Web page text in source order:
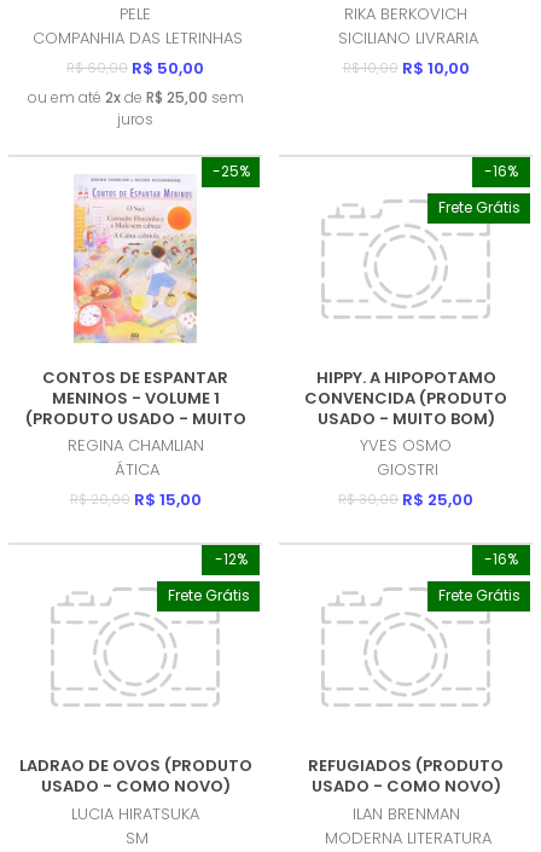
PELE
COMPANHIA DAS LETRINHAS
R$ 60,00 R$ 50,00
ou em até 2xde R$ 25,00 sem
juros
RIKA BERKOVICH
SICILIANO LIVRARIA
R$ 10,00 R$ 10,00
-25%
CONTOS DE ESPANTAR
MENINOS - VOLUME 1
(PRODUTO USADO - MUITO
BOM)
REGINA CHAMLIAN
ÁTICA
R$ 20,00 R$ 15,00
-16%
Frete Grátis
HIPPY. A HIPOPOTAMO
CONVENCIDA (PRODUTO
USADO - MUITO BOM)
YVES OSMO
GIOSTRI
R$ 30,00 R$ 25,00
-12%
Frete Grátis
LADRAO DE OVOS (PRODUTO
USADO - COMO NOVO)
LUCIA HIRATSUKA
SM
-16%
Frete Grátis
REFUGIADOS (PRODUTO
USADO - COMO NOVO)
ILAN BRENMAN
MODERNA LITERATURA